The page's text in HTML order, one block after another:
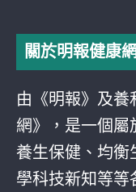
關於明報健康網
由《明報》及
網》，是一個屬
養生保健、均衡
學科技新知等等